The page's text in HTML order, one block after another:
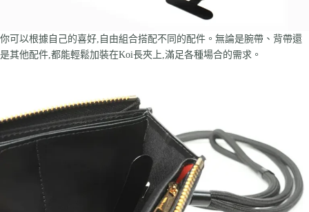
你可以根據自己的喜好,自由組合搭配不同的配件。無論是腕帶、背帶還
是其他配件,都能輕鬆加裝在Koi長夾上,滿足各種場合的需求。